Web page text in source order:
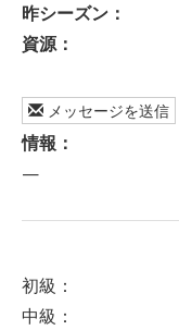
昨シーズン：
資源：
メッセージを送信
情報：
—
初級 ：
中級 ：